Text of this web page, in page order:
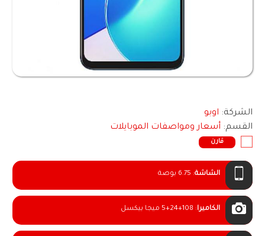
الشركة: اوبو
القسم: أسعار ومواصفات الموبايلات
قارن
الشاشة: 6.75 بوصة
الكاميرا: 5+24+108 ميجا بيكسل